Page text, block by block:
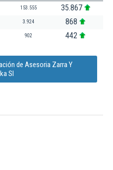
153.555 35.867
3.924 868
902 442
de Asesoria Zarra Y
Sl